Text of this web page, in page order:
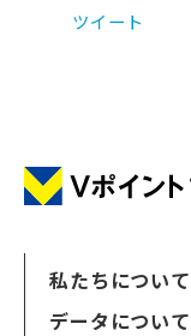
ツイート
私たちについて
データについて